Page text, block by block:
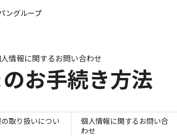
ングループ
お手続き方法
情報に関するお問い合わせ
個人のお客
取り扱いについ
個人情報に関するお問い合
わせ